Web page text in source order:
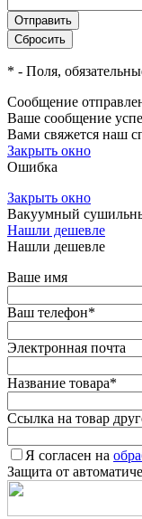
* - Поля,
Сообщение
Ваше сообщение
Вами свяжется наш
Закрыть окно
Ошибка
Закрыть окно
Вакуумный
Нашли дешевле
Нашли дешевле
Ваше имя
Ваш телефон*
Электронная почта
Название товара*
Ссылка на товар
Я согласен на
Защита от